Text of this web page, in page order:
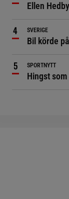
Ellen
SVERIGE
Bil körde
SPORTNYTT
Hingst